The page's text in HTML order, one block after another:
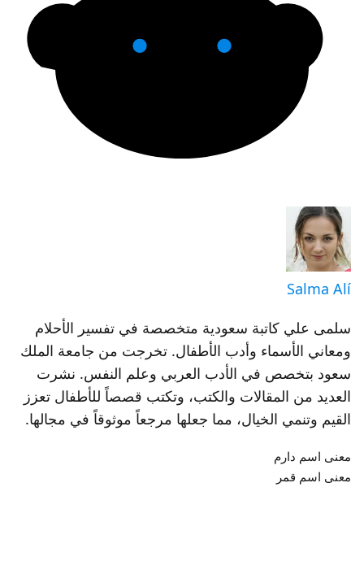
Salma Alí
سلمى علي كاتبة سعودية متخصصة في تفسير الأحلام
ومعاني الأسماء وأدب الأطفال. تخرجت من جامعة الملك
سعود بتخصص في الأدب العربي وعلم النفس. نشرت
العديد من المقالات والكتب، وتكتب قصصاً للأطفال تعزز
القيم وتنمي الخيال، مما جعلها مرجعاً موثوقاً في مجالها.
معنى اسم دارم
معنى اسم قمر